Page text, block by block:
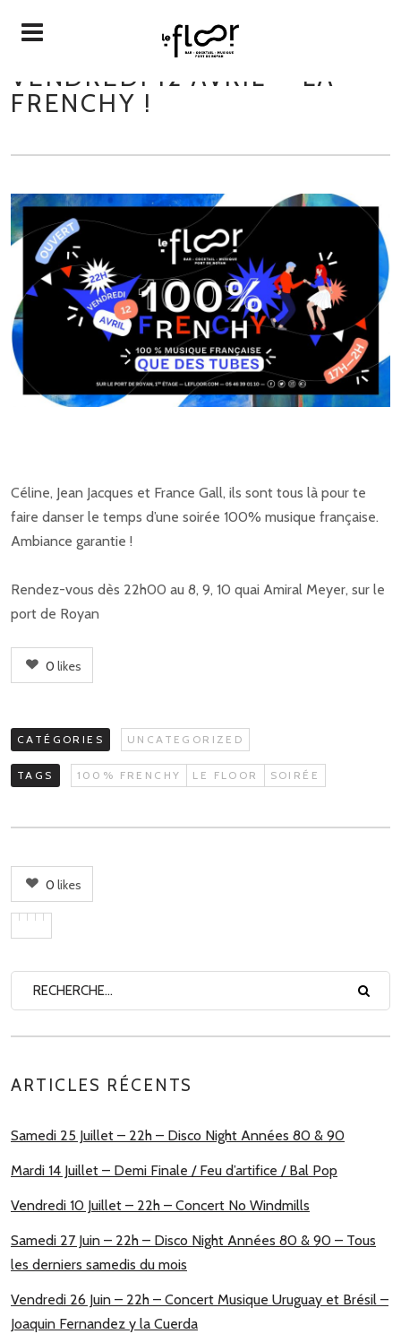
VENDREDI 12 AVRIL — LA
FRENCHY !
Céline, Jean Jacques et France Gall, ils sont tous là pour te
faire danser le temps d’une soirée 100% musique française.
Ambiance garantie !
Rendez-vous dès 22h00 au 8, 9, 10 quai Amiral Meyer, sur le
port de Royan
0 likes
CATÉGORIES UNCATEGORIZED
TAGS 100% FRENCHY LE FLOOR SOIRÉE
0 likes
ARTICLES RÉCENTS
Samedi 25 Juillet – 22h – Disco Night Années 80 & 90
Mardi 14 Juillet – Demi Finale / Feu d’artifice / Bal Pop
Vendredi 10 Juillet – 22h – Concert No Windmills
Samedi 27 Juin – 22h – Disco Night Années 80 & 90 – Tous
les derniers samedis du mois
Vendredi 26 Juin – 22h – Concert Musique Uruguay et Brésil –
Joaquin Fernandez y la Cuerda